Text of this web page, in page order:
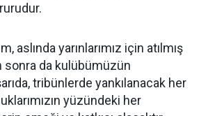
aslında yarınlarımız için atılmış
sonra da kulübümüzün
tribünlerde yankılanacak her
yüzündeki her